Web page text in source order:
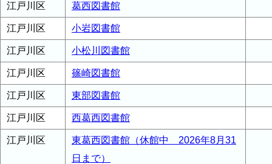
江戸川区 葛西図書館
江戸川区 小岩図書館
江戸川区 小松川図書館
江戸川区 篠崎図書館
江戸川区 東部図書館
江戸川区 西葛西図書館
江戸川区
東葛西図書館（休館中 2026年8月31
日まで）